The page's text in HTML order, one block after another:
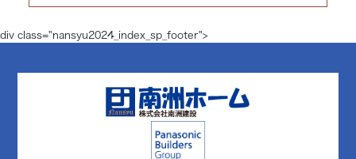
div class="nansyu2024_index_sp_footer">